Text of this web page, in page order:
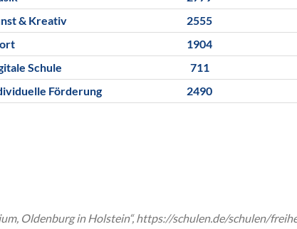
& Kreativ
2555
1904
Schule
711
Förderung
2490
Oldenburg in Holstein“, https://schulen.de/schulen/